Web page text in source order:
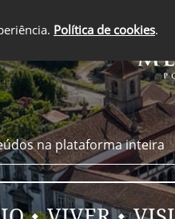
Política de cookies.